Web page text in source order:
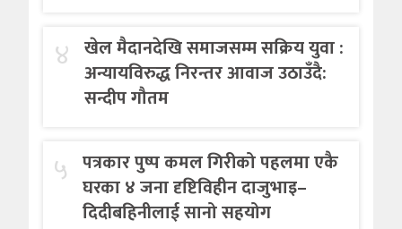
४ खेल मैदानदेखि समाजसम्म सक्रिय युवा :
अन्यायविरुद्ध निरन्तर आवाज उठाउँदै:
सन्दीप गौतम
५ पत्रकार पुष्प कमल गिरीको पहलमा एकै
घरका ४ जना दृष्टिविहीन दाजुभाइ–
दिदीबहिनीलाई सानो सहयोग